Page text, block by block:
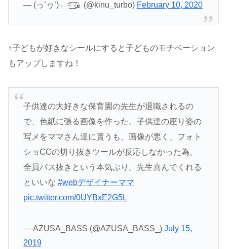
— (っ’ヮ’)╮=͟͟͞͞ 🍙 (@kinu_turbo) February 10, 2020
↑子どもが好きなシールにすると子どものモチベーション
もアップしますね！
子供達の大好きな保育園の先生が退職されるの
で、色紙に張る画像を作った。子供達の座り姿の
写メをママさん達に貰うも、画像が悪く、フォト
ショCCの切り抜きツールが反応しなかった為、
全員パス抜きという本気ぶり。先生喜んでくれる
といいな #webデザイナーママ
pic.twitter.com/0UYBxE2G5L
— AZUSA_BASS (@AZUSA_BASS_) July 15,
2019